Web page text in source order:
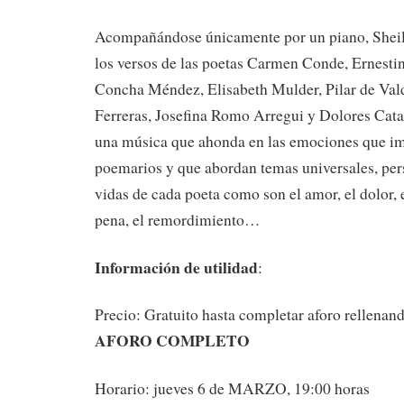
Acompañándose únicamente por un piano,
los versos de las poetas Carmen Conde,
Concha Méndez, Elisabeth Mulder, Pilar de
Ferreras, Josefina Romo Arregui y Dolores
una música que ahonda en las emociones que
poemarios y que abordan temas universales,
vidas de cada poeta como son el amor, el
pena, el remordimiento…
Información de utilidad:
Precio: Gratuito hasta completar aforo
AFORO COMPLETO
Horario: jueves 6 de MARZO, 19:00 horas